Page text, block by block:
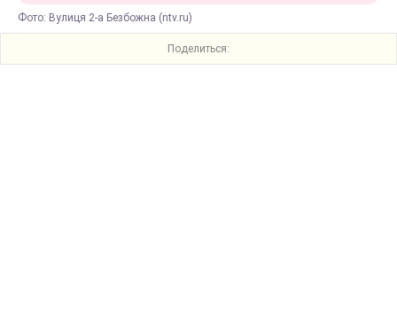
Фото: Вулиця 2-а Безбожна (ntv.ru)
Поделиться: